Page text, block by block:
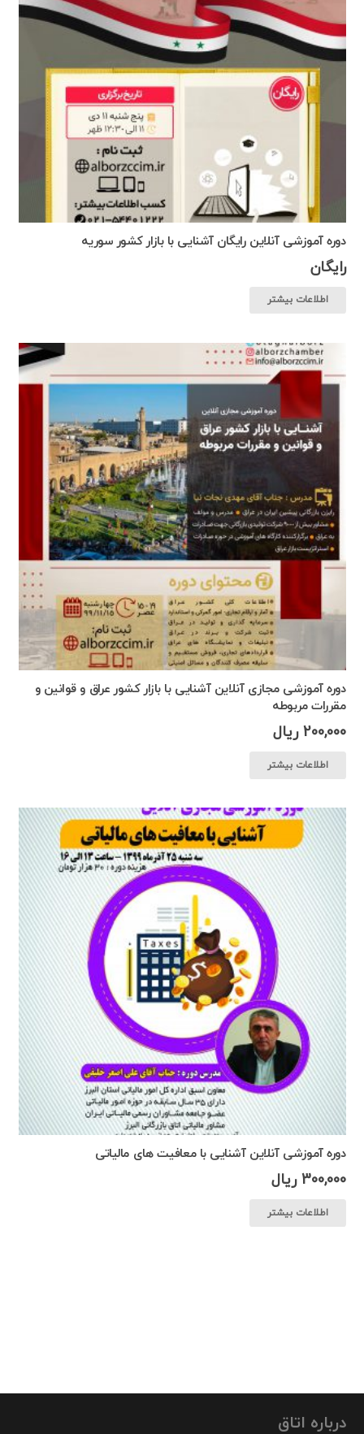
دوره آموزشی آنلاین رایگان آشنایی با بازار کشور سوریه
رایگان
اطلاعات بیشتر
دوره آموزشی مجازی آنلاین آشنایی با بازار کشور عراق و قوانین و
مقررات مربوطه
200,000 ریال
اطلاعات بیشتر
دوره آموزشی آنلاین آشنایی با معافیت های مالیاتی
300,000 ریال
اطلاعات بیشتر
درباره اتاق